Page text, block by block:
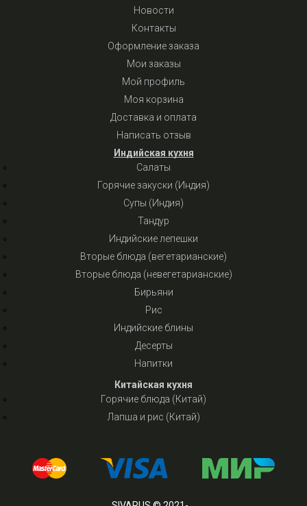
Новости
Контакты
Оформление заказа
Мои заказы
Мой профиль
Моя корзина
Доставка и оплата
Написать отзыв
Индийская кухня
Салаты
Горячие закуски (Индия)
Супы (Индия)
Тандур
Индийские лепешки
Вторые блюда (вегетарианские)
Вторые блюда (невегетарианские)
Бирьяни
Рис
Индийские блины
Десерты
Напитки
Китайская кухня
Горячие блюда (Китай)
Лапша и рис (Китай)